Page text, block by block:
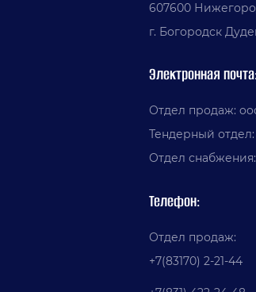
607600
г. Богородск
Электронная
Отдел продаж:
Тендерный
Отдел
Телефон:
Отдел продаж:
+7(83170) 2-21-